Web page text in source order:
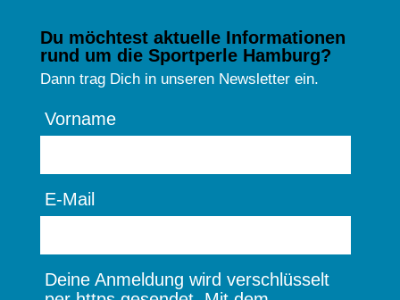
Du möchtest aktuelle Informationen
rund um die Sportperle Hamburg?
Dann trag Dich in unseren Newsletter ein.
Vorname
E-Mail
Deine Anmeldung wird verschlüsselt